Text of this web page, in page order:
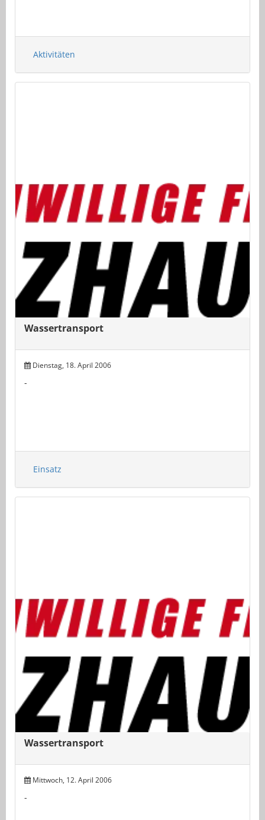
Aktivitäten
Wassertransport
Dienstag, 18. April 2006
-
Einsatz
Wassertransport
Mittwoch, 12. April 2006
-